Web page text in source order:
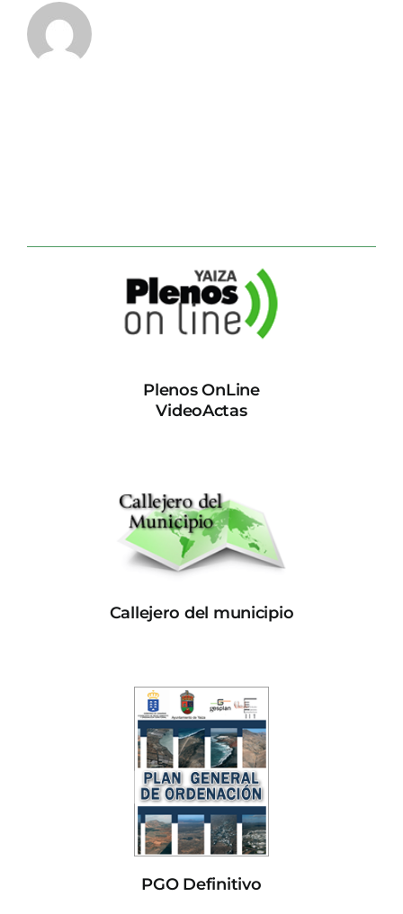
Plenos OnLine
VideoActas
Callejero del municipio
PGO Definitivo